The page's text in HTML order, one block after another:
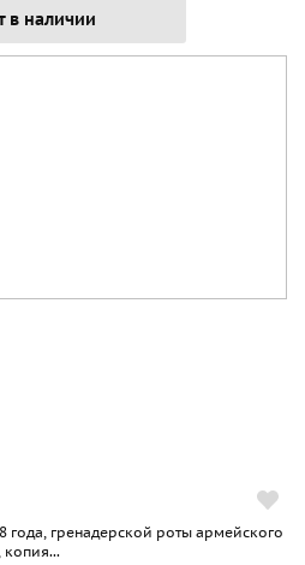
в наличии
года, гренадерской роты армейского
копия...